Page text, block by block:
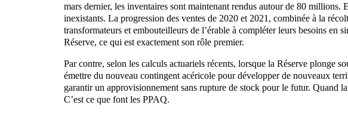
mars dernier, les inventaires sont maintenant rendus autour de 80
inexistants. La progression des ventes de 2020 et 2021, combinée à la
transformateurs et embouteilleurs de l’érable à compléter leurs besoins en
Réserve, ce qui est exactement son rôle premier.
Par contre, selon les calculs actuariels récents, lorsque la Réserve plonge
émettre du nouveau contingent acéricole pour développer de nouveaux
garantir un approvisionnement sans rupture de stock pour le futur. Quand
C’est ce que font les PPAQ.